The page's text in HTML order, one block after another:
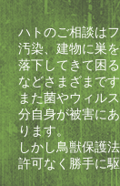
ハトのご相談は
汚染、建物に巣
落下してきて困
などさまざまです
また菌やウィル
分自身が被害に
ります。
しかし鳥獣保護
許可なく勝手に